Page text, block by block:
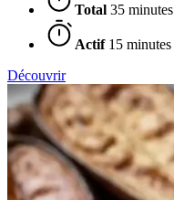
Total 35 minutes
Actif15 minutes
Découvrir